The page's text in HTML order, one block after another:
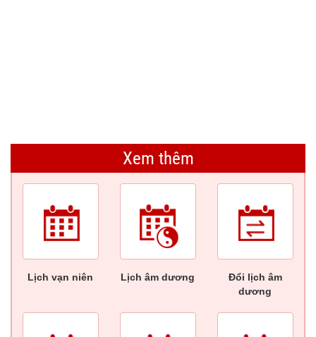
Xem thêm
Lịch vạn niên Lịch âm dương
Đổi lịch âm
dương